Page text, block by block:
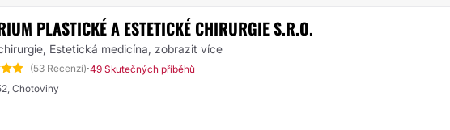
PLASTICKÉ A ESTETICKÉ CHIRURGIE S.R.O.
Estetická medicína, zobrazit více
(53 Recenzí)·49 Skutečných příběhů
Chotoviny